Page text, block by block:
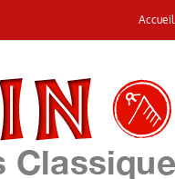
Accueil